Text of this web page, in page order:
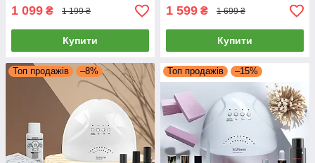
1 099 ₴ 1 199 ₴
Купити
1 599 ₴ 1 699 ₴
Купити
Топ продажів –8% Топ продажів –15%